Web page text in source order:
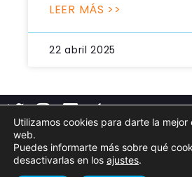
LEER MÁS >>
22 abril 2025
Aviso legal Política
Utilizamos cookies para darte la
web.
Puedes informarte más sobre qué
desactivarlas en los ajustes.